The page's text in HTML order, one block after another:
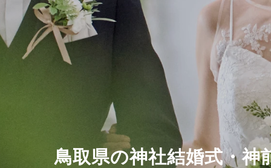
鳥取県の神社結婚式・神